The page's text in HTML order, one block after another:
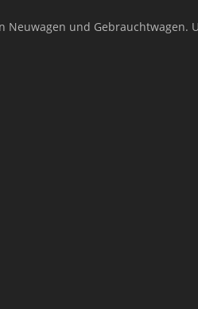
und Gebrauchtwagen.